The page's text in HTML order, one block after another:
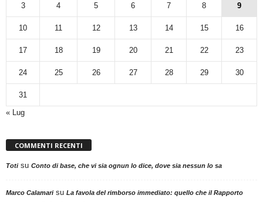
3 4 5 6 7 8 9
10 11 12 13 14 15 16
17 18 19 20 21 22 23
24 25 26 27 28 29 30
31
« Lug
COMMENTI RECENTI
Totisu Conto di base, che vi sia ognun lo dice, dove sia nessun lo sa
Marco Calamarisu La favola del rimborso immediato: quello che il Rapporto